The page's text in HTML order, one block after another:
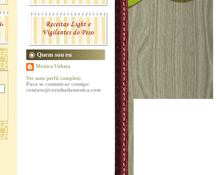
Quem sou eu
Monica Uehara
Ver meu perfil completo
Para se comunicar comigo:
contato@cozinhadamonica.com